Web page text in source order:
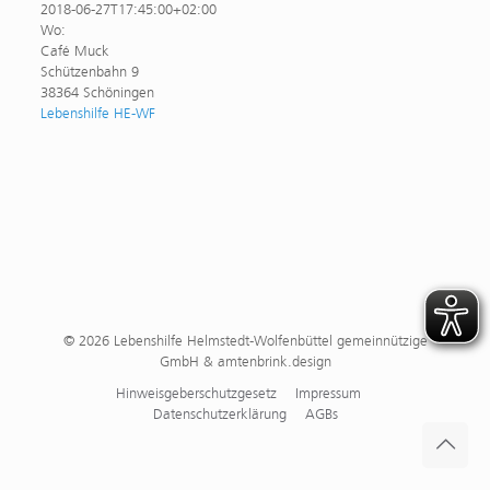
2018-06-27T17:45:00+02:00
Wo:
Café Muck
Schützenbahn 9
38364 Schöningen
Lebenshilfe HE-WF
© 2026 Lebenshilfe Helmstedt-Wolfenbüttel gemeinnützige
GmbH & amtenbrink.design
Hinweisgeberschutzgesetz
Impressum
Datenschutzerklärung
AGBs